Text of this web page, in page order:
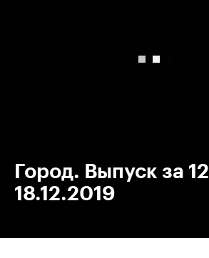
Город. Выпуск за
18.12.2019